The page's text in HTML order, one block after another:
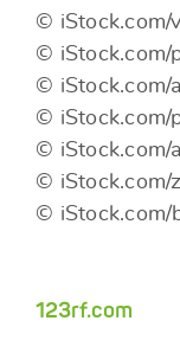
© iStock.com/
© iStock.com/
© iStock.com/
© iStock.com/
© iStock.com/
© iStock.com/
© iStock.com/
123rf.com